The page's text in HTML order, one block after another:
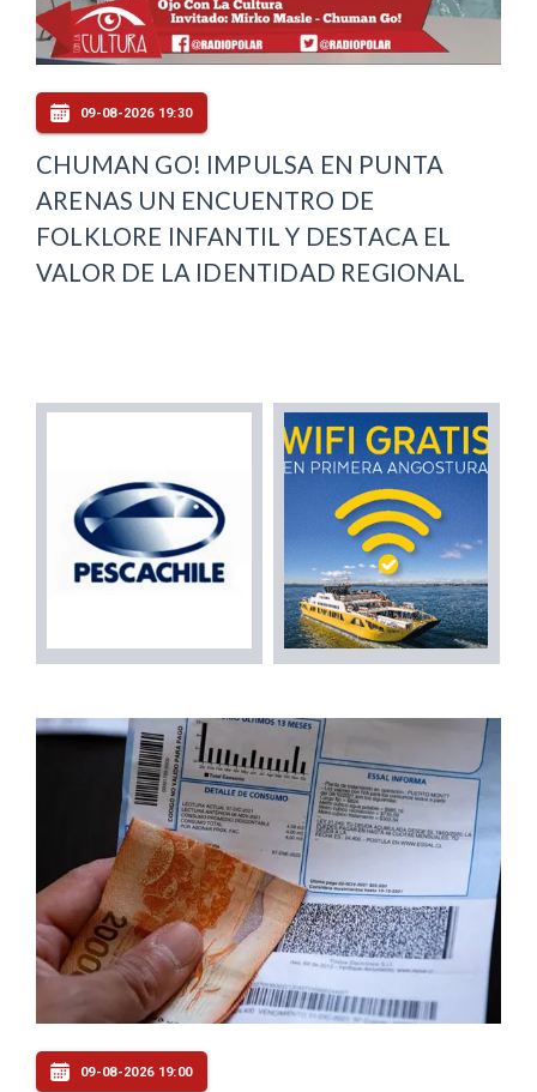
09-08-2026 19:30
CHUMAN GO! IMPULSA EN PUNTA
ARENAS UN ENCUENTRO DE
FOLKLORE INFANTIL Y DESTACA EL
VALOR DE LA IDENTIDAD REGIONAL
09-08-2026 19:00